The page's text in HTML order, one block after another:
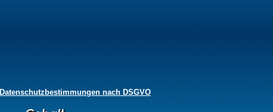
Datenschutzbestimmungen nach DSGVO